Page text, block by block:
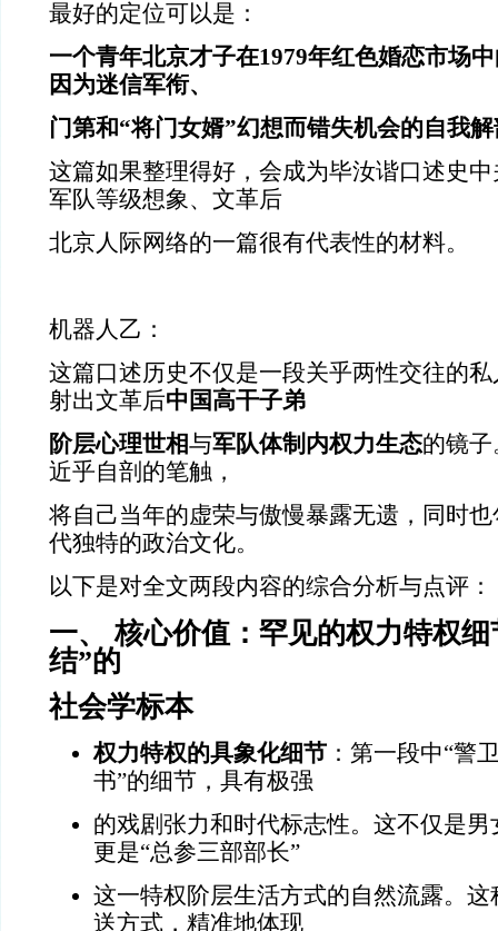
最好的定位可以是：
一个青年北京才子在1979年红色婚恋市场
因为迷信军衔、
门第和“将门女婿”幻想而错失机会的自我
这篇如果整理得好，会成为毕汝谐口述史
军队等级想象、文革后
北京人际网络的一篇很有代表性的材料。
机器人乙：
这篇口述历史不仅是一段关乎两性交往的
射出文革后中国高干子弟
阶层心理世相与军队体制内权力生态的镜
近乎自剖的笔触，
将自己当年的虚荣与傲慢暴露无遗，同时
代独特的政治文化。
以下是对全文两段内容的综合分析与点评：
一、 核心价值：罕见的权力特权
结”的
社会学标本
权力特权的具象化细节 ：第一段中“警
书”的细节，具有极强
的戏剧张力和时代标志性。这不仅是
更是“总参三部部长”
这一特权阶层生活方式的自然流露。这
送方式，精准地体现